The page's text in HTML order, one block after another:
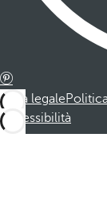
Nota legale
Accessibilità